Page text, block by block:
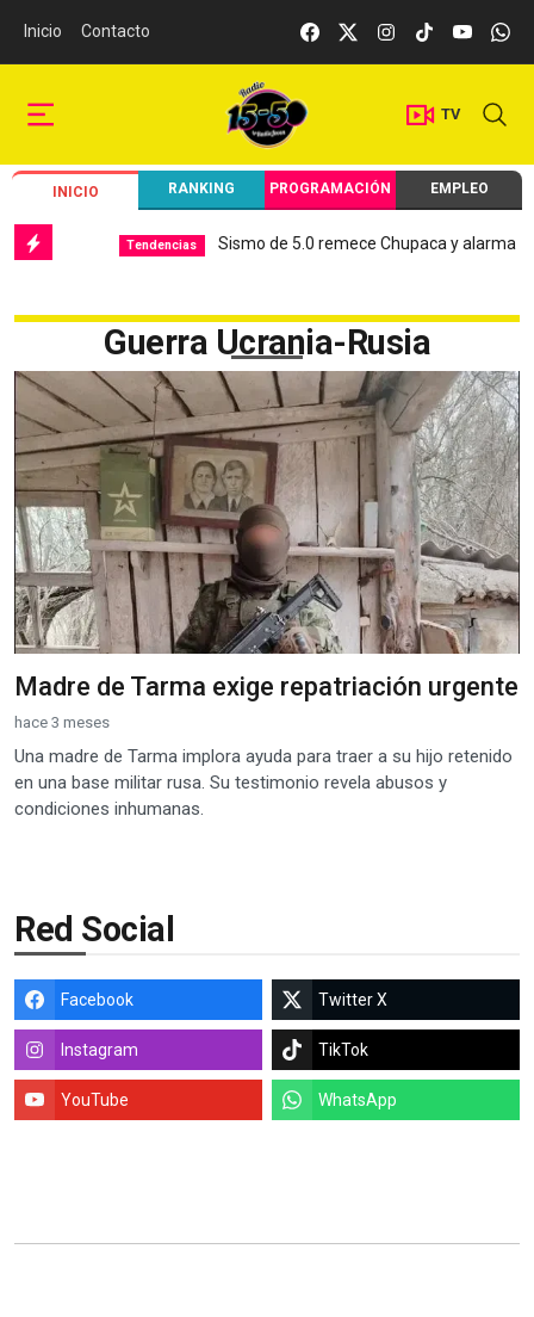
Inicio Contacto
TV
INICIO RANKING PROGRAMACIÓN EMPLEO
Tendencias Sismo de 5.0 remece Chupaca y alarma a
Guerra Ucrania-Rusia
Madre de Tarma exige repatriación urgente
hace 3 meses
Una madre de Tarma implora ayuda para traer a su hijo retenido
en una base militar rusa. Su testimonio revela abusos y
condiciones inhumanas.
Red Social
Facebook Twitter X
Instagram TikTok
YouTube WhatsApp